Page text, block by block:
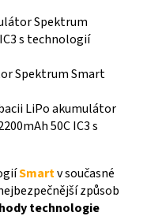
Spektrum
IC3 s technologií
Spektrum Smart
LiPo akumulátor
50C IC3 s
Smartv současné
způsob
technologie